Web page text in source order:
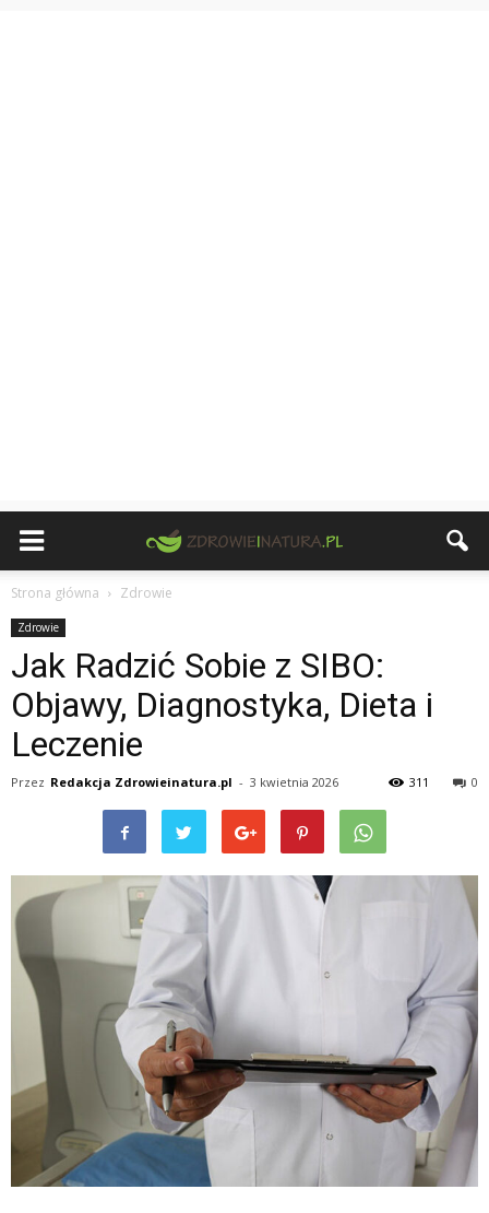
Strona główna Zdrowie
Zdrowie
Jak Radzić Sobie z SIBO:
Objawy, Diagnostyka, Dieta i
Leczenie
Przez Redakcja Zdrowieinatura.pl - 3 kwietnia 2026 0
311